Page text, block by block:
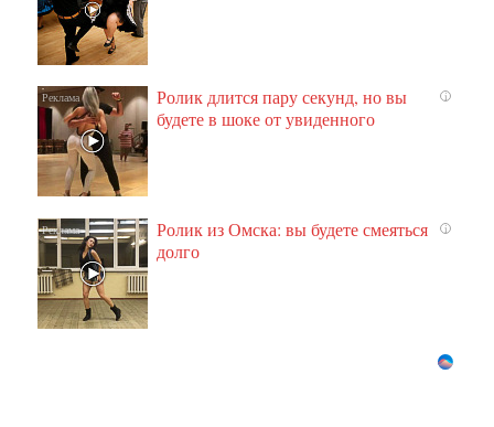
i
Ролик длится пару секунд, но вы
будете в шоке от увиденного
i
Ролик из Омска: вы будете смеяться
долго